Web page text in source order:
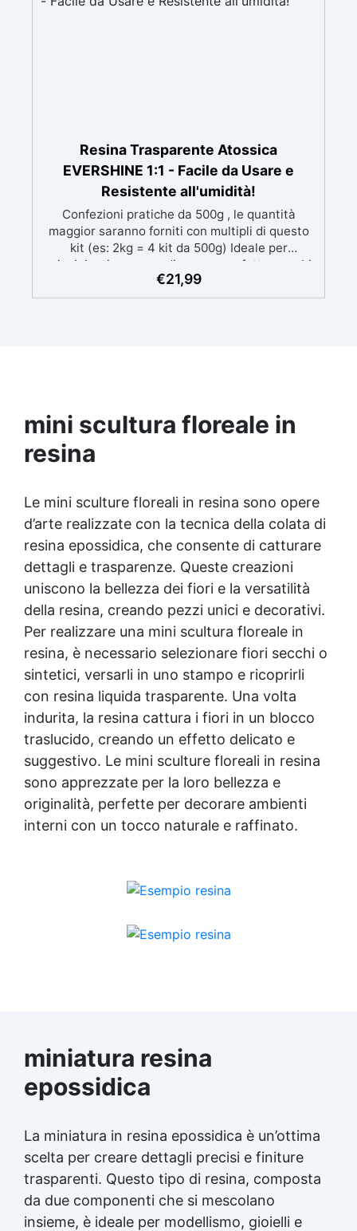
Resina Trasparente Atossica
EVERSHINE 1:1 - Facile da Usare e
Resistente all'umidità!
Confezioni pratiche da 500g , le quantità
maggior saranno forniti con multipli di questo
kit (es: 2kg = 4 kit da 500g) Ideale per
principianti: a prova di errore, perfetta per chi
inizia. Sempre lucida: garantisce una finitura
brillante e uniforme in ogni condizione.
€21,99
mini scultura floreale in
resina
Le mini sculture floreali in resina sono opere
d’arte realizzate con la tecnica della colata di
resina epossidica, che consente di catturare
dettagli e trasparenze. Queste creazioni
uniscono la bellezza dei fiori e la versatilità
della resina, creando pezzi unici e decorativi.
Per realizzare una mini scultura floreale in
resina, è necessario selezionare fiori secchi o
sintetici, versarli in uno stampo e ricoprirli
con resina liquida trasparente. Una volta
indurita, la resina cattura i fiori in un blocco
traslucido, creando un effetto delicato e
suggestivo. Le mini sculture floreali in resina
sono apprezzate per la loro bellezza e
originalità, perfette per decorare ambienti
interni con un tocco naturale e raffinato.
miniatura resina
epossidica
La miniatura in resina epossidica è un’ottima
scelta per creare dettagli precisi e finiture
trasparenti. Questo tipo di resina, composta
da due componenti che si mescolano
insieme, è ideale per modellismo, gioielli e